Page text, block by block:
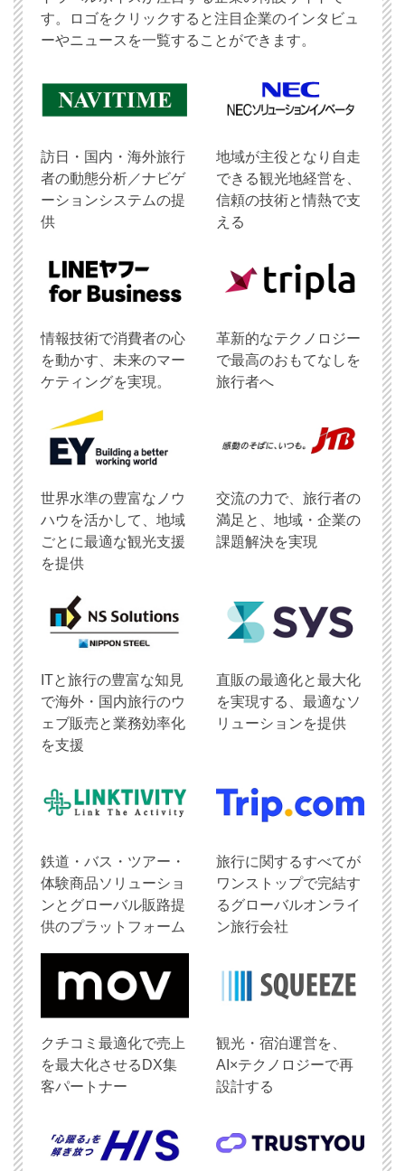
す。ロゴをクリックすると注目企業のインタビュ
ーやニュースを一覧することができます。
訪日・国内・海外旅行
者の動態分析／ナビゲ
ーションシステムの提
供
地域が主役となり自走
できる観光地経営を、
信頼の技術と情熱で支
える
情報技術で消費者の心
を動かす、未来のマー
ケティングを実現。
革新的なテクノロジー
で最高のおもてなしを
旅行者へ
世界水準の豊富なノウ
ハウを活かして、地域
ごとに最適な観光支援
を提供
交流の力で、旅行者の
満足と、地域・企業の
課題解決を実現
ITと旅行の豊富な知見
で海外・国内旅行のウ
ェブ販売と業務効率化
を支援
直販の最適化と最大化
を実現する、最適なソ
リューションを提供
鉄道・バス・ツアー・
体験商品ソリューショ
ンとグローバル販路提
供のプラットフォーム
旅行に関するすべてが
ワンストップで完結す
るグローバルオンライ
ン旅行会社
クチコミ最適化で売上
を最大化させるDX集
客パートナー
観光・宿泊運営を、
AI×テクノロジーで再
設計する